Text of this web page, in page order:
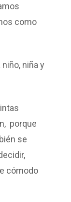
como
niña y
porque
se
cómodo